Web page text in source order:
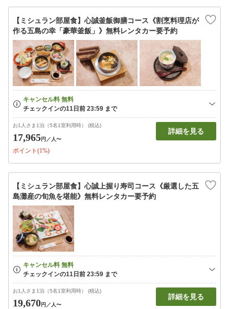
【ミシュラン部屋食】心誠釜飯御膳コース《割烹料理店が
作る五島の幸「豪華釜飯」》無料レンタカー要予約
お1人さま1泊（5名1室利用時） (税込)
17,965円 ／人〜
ポイント(1%)
詳細を見る
【ミシュラン部屋食】心誠上握り寿司コース《厳選した五
島灘産の旬魚を堪能》無料レンタカー要予約
お1人さま1泊（5名1室利用時） (税込)
19,670円 ／人〜
詳細を見る